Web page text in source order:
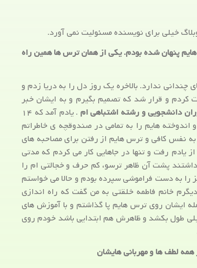
خیلی برای نویسنده مسئولیت نمی آورد.
پنهان شده بودم. یکی از همان ترس ها همین راه
ندارد. بالاخره یک روز دل را به دریا زدم و
کردم و قرار شد که تصمیم بگیرم و به ایشان خبر
دانشجویی و رشته اشتباهی ام
. یادم آمد که ۱۴
هایم را به تمامی در صندوقچه ی خاطراتم
نفس کافی و ترس هایم از رفتن برای مصاحبه های
یادم رفت و تنها در جاهایی کار می کردم که مدتی
پشت آن ظاهر ترسو، کم حرف و خجالتی ام را
را به دست فراموشی سپرده بودم و حالا می خواستم
خانم فاطمه خلقتی به من گفت که راه اندازی
ایشان روی ترس هایم پا گذاشتم و با آموزش های
طول بکشد و ظاهرش هم ابتدایی باشد خودم روی
لطف ها و مهربانی هایشان